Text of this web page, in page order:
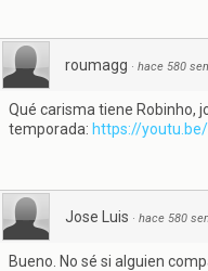
roumagg · hace 580
Qué carisma tiene Robinho,
temporada: https://youtu.be/
Jose Luis · hace 580
Bueno. No sé si alguien